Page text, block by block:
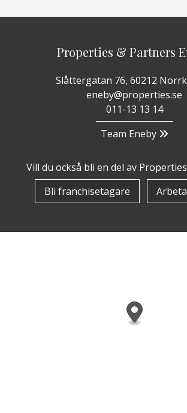
Properties & Partners
Slåttergatan 76, 60212
eneby@properties.se
011-13 13 14
Team Eneby
Vill du också bli en del av
Bli franchisetagare